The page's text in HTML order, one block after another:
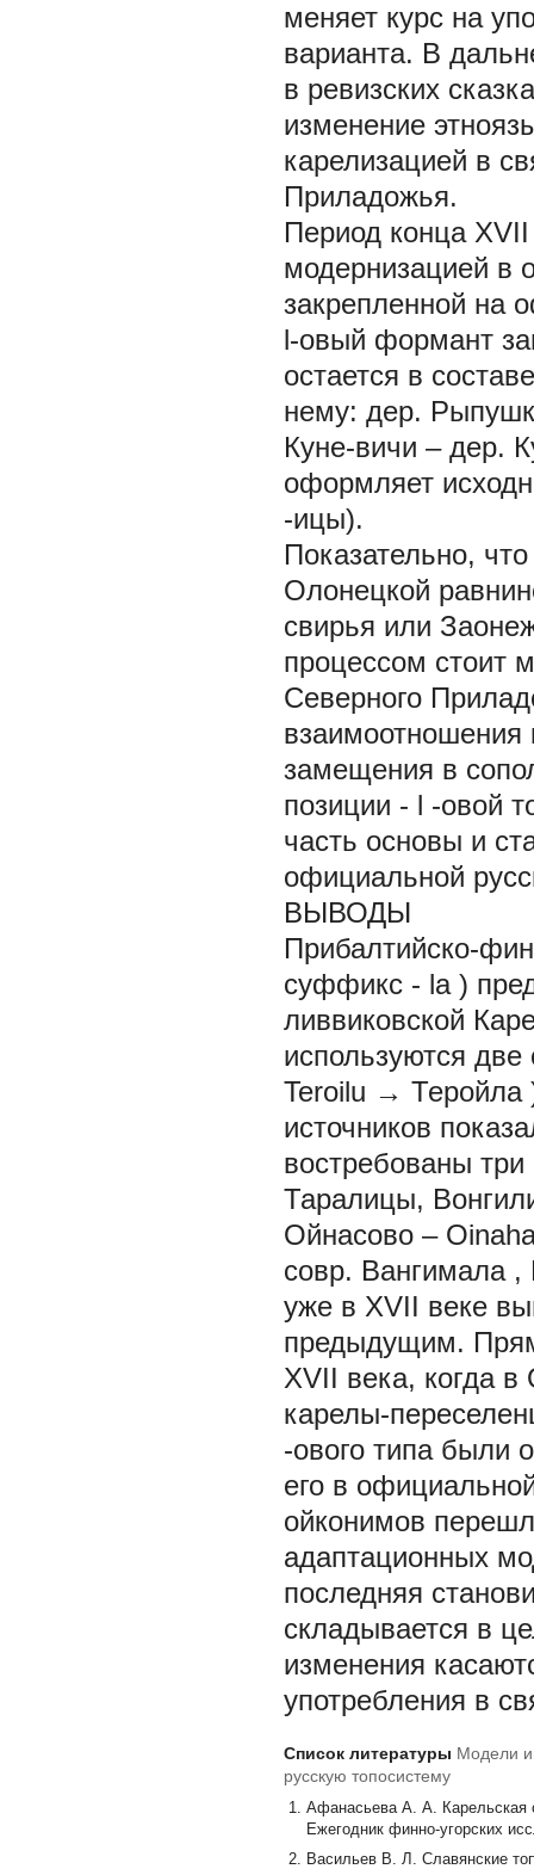
меняет курс на
варианта. В
в ревизских
изменение
карелизацией в
Приладожья.
Период конца
модернизацией в
закрепленной на
l-овый формант
остается в
нему: дер.
Куне-вичи – дер.
оформляет
-ицы).
Показательно,
Олонецкой
свирья или
процессом стоит
Северного
взаимоотношения
замещения в
позиции - l -овой
часть основы и
официальной
ВЫВОДЫ
Прибалтийско-
суффикс - la )
ливвиковской
используются
Teroilu → Теройла
источников
востребованы
Таралицы,
Ойнасово –
совр. Вангимала ,
уже в XVII веке
предыдущим.
XVII века, когда
карелы-
-ового типа были
его в
ойконимов
адаптационных
последняя
складывается в
изменения
употребления в
Список литературы Модели
русскую топосистему
Афанасьева А. А. Карельская
Ежегодник финно-угорских
Васильев В. Л. Славянские